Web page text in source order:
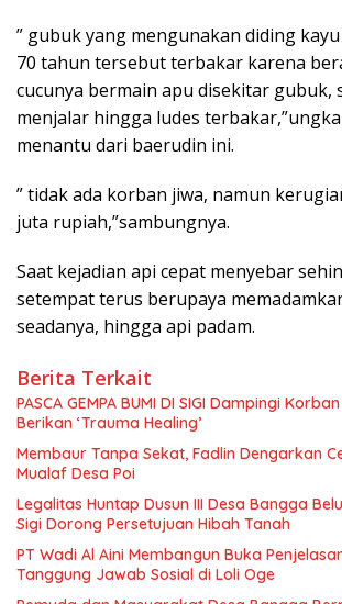
” gubuk yang mengunakan diding
70 tahun tersebut terbakar karena
cucunya bermain apu disekitar gubuk,
menjalar hingga ludes
menantu dari baerudin ini.
” tidak ada korban jiwa, namun
juta rupiah,”sambungnya.
Saat kejadian api cepat menyebar
setempat terus berupaya
seadanya, hingga api padam.
Berita Terkait
PASCA GEMPA BUMI DI SIGI Dampingi
Berikan ‘Trauma Healing’
Membaur Tanpa Sekat, Fadlin Dengarkan
Mualaf Desa Poi
Legalitas Huntap Dusun III Desa Bangga
Sigi Dorong Persetujuan Hibah Tanah
PT Wadi Al Aini Membangun Buka
Tanggung Jawab Sosial di Loli Oge